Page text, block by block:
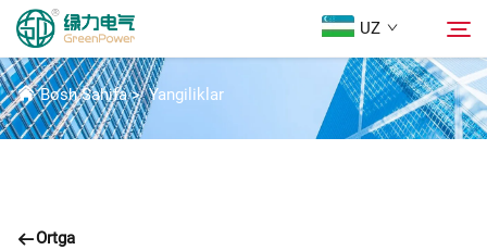
UZ
Mahsulotlar
YANGILIKLAR
Bosh Sahifa>Yangiliklar
Ortga